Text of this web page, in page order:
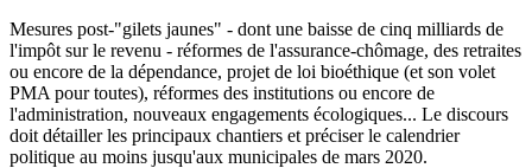
Mesures post-"gilets jaunes" - dont une baisse de cinq milliards de
l'impôt sur le revenu - réformes de l'assurance-chômage, des retraites
ou encore de la dépendance, projet de loi bioéthique (et son volet
PMA pour toutes), réformes des institutions ou encore de
l'administration, nouveaux engagements écologiques... Le discours
doit détailler les principaux chantiers et préciser le calendrier
politique au moins jusqu'aux municipales de mars 2020.